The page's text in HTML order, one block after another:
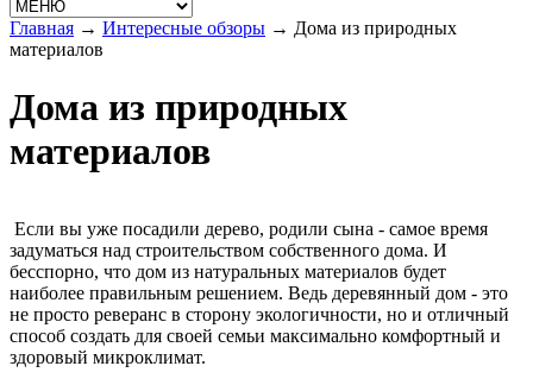
Главная → Интересные обзоры → Дома из природных
материалов
Дома из природных
материалов
Если вы уже посадили дерево, родили сына - самое время
задуматься над строительством собственного дома. И
бесспорно, что дом из натуральных материалов будет
наиболее правильным решением. Ведь деревянный дом - это
не просто реверанс в сторону экологичности, но и отличный
способ создать для своей семьи максимально комфортный и
здоровый микроклимат.